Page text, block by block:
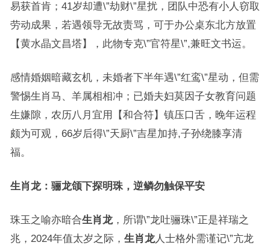
易获首肯；41岁却遭\”劫财\”星扰，团队中恐有小人窃取
劳动成果，若遇领导无故责骂，可于办公桌东北方放置
【黄水晶文昌塔】，此物专克\”官符星\”,兼旺文书运。
感情婚姻暗藏玄机，未婚者下半年遇\”红鸾\”星动，但需
警惕生肖马、羊属相相冲；已婚夫妇莫因子女教育问题
生嫌隙，农历八月宜用【和合符】镇压口舌，晚年运程
颇为可观，66岁后得\”天厨\”吉星加持,子孙绕膝享清
福。
生肖龙：骊龙颌下探明珠，逆鳞勿触保平安
珠玉之喻亦暗合生肖龙，所谓\”龙吐骊珠\”正是祥瑞之
兆，2024年值太岁之际， 生肖龙人士格外需谨记\”亢龙